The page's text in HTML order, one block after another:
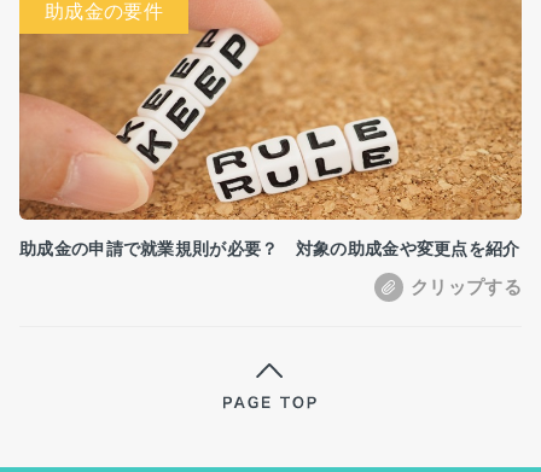
助成金の申請で就業規則が必要？ 対象の助成金や変更点を紹介